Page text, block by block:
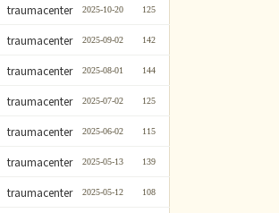
traumacenter 2025-10-20 125
traumacenter 2025-09-02 142
traumacenter 2025-08-01 144
traumacenter 2025-07-02 125
traumacenter 2025-06-02 115
traumacenter 2025-05-13 139
traumacenter 2025-05-12 108